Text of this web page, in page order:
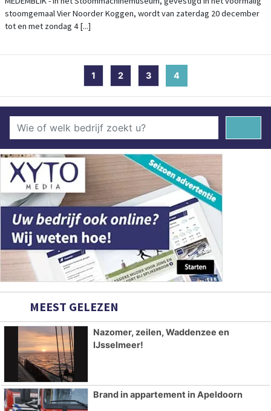
stoomgemaal Vier Noorder Koggen, wordt van zaterdag 20 december
tot en met zondag 4 [...]
1 2 3 4
MEEST GELEZEN
Nazomer, zeilen, Waddenzee en
IJsselmeer!
Brand in appartement in Apeldoorn